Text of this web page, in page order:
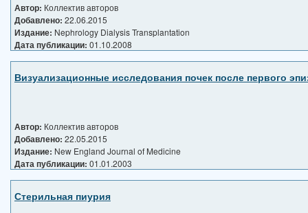
Автор: Коллектив авторов
Добавлено: 22.06.2015
Издание: Nephrology Dialysis Transplantation
Дата публикации: 01.10.2008
Визуализационные исследования почек после первого
Автор: Коллектив авторов
Добавлено: 22.05.2015
Издание: New England Journal of Medicine
Дата публикации: 01.01.2003
Стерильная пиурия